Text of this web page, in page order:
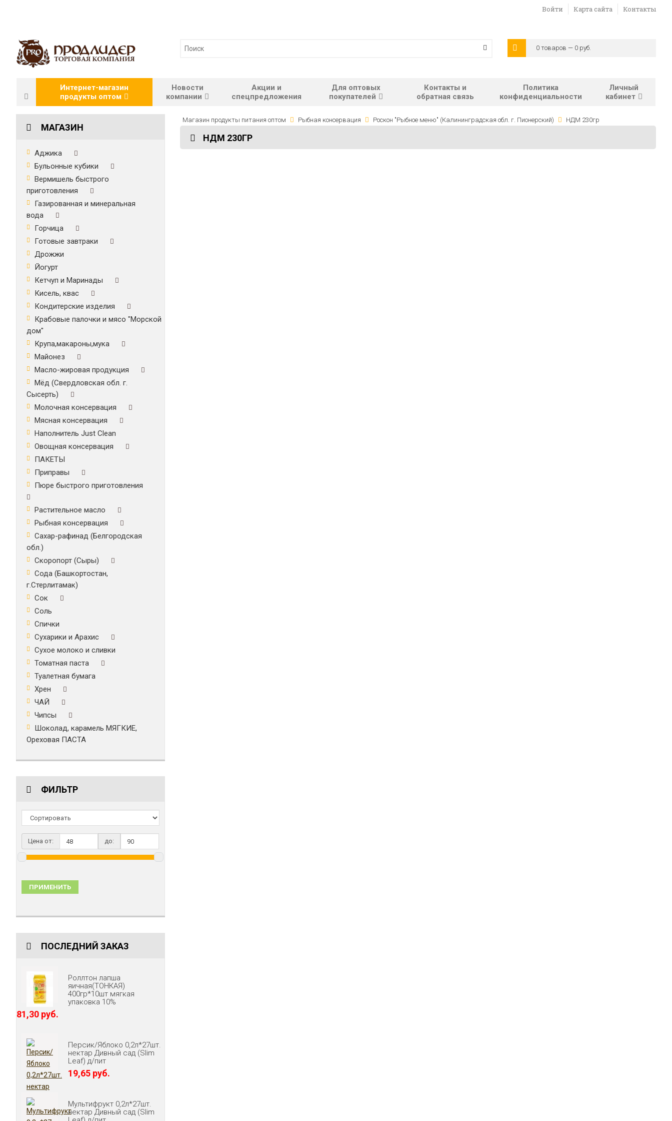
Войти Карта сайта Контакты
0 товаров — 0 руб.
Интернет-магазин
продукты оптом
Новости
компании
Акции и
спецпредложения
Для оптовых
покупателей
Контакты и
обратная связь
Политика
конфиденциальности
Личный
кабинет
МАГАЗИН
Аджика
Бульонные кубики
Вермишель быстрого
приготовления
Газированная и минеральная
вода
Горчица
Готовые завтраки
Дрожжи
Йогурт
Кетчуп и Маринады
Кисель, квас
Кондитерские изделия
Крабовые палочки и мясо "Морской
дом"
Крупа,макароны,мука
Майонез
Масло-жировая продукция
Мёд (Свердловская обл. г.
Сысерть)
Молочная консервация
Мясная консервация
Наполнитель Just Clean
Овощная консервация
ПАКЕТЫ
Приправы
Пюре быстрого приготовления
Растительное масло
Рыбная консервация
Сахар-рафинад (Белгородская
обл.)
Скоропорт (Сыры)
Сода (Башкортостан,
г.Стерлитамак)
Сок
Соль
Спички
Сухарики и Арахис
Сухое молоко и сливки
Томатная паста
Туалетная бумага
Хрен
ЧАЙ
Чипсы
Шоколад, карамель МЯГКИЕ,
Ореховая ПАСТА
ФИЛЬТР
Цена от: до:
ПРИМЕНИТЬ
ПОСЛЕДНИЙ ЗАКАЗ
Роллтон лапша
яичная(ТОНКАЯ)
400гр*10шт мягкая
упаковка 10%
81,30 руб.
Персик/Яблоко 0,2л*27шт.
нектар Дивный сад (Slim
Leaf) д/пит
19,65 руб.
Мультифрукт 0,2л*27шт.
нектар Дивный сад (Slim
Магазин продукты питания оптом Рыбная консервация Роскон "Рыбное меню" (Калининградская обл. г. Пионерский) НДМ 230гр
НДМ 230ГР